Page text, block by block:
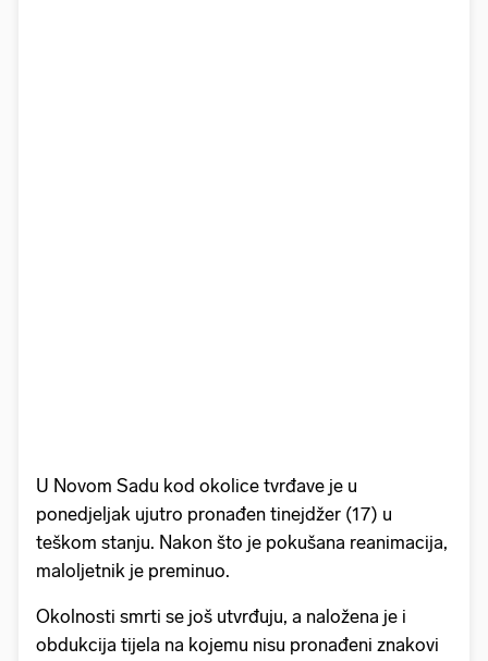
U Novom Sadu kod okolice tvrđave je u
ponedjeljak ujutro pronađen tinejdžer (17) u
teškom stanju. Nakon što je pokušana reanimacija,
maloljetnik je preminuo.
Okolnosti smrti se još utvrđuju, a naložena je i
obdukcija tijela na kojemu nisu pronađeni znakovi